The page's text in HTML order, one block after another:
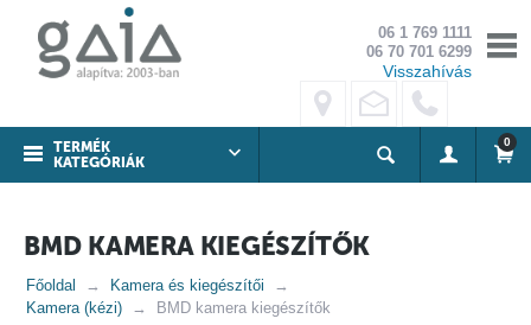
06 1 769 1111
06 70 701 6299
Visszahívás
TERMÉK
KATEGÓRIÁK
0
BMD KAMERA KIEGÉSZÍTŐK
Főoldal
Kamera és kiegészítői
Kamera (kézi)
BMD kamera kiegészítők